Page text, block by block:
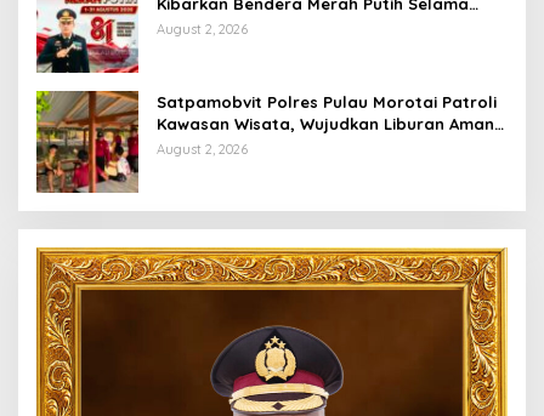
Bulan Kemerdekaan
August 2, 2026
Satpamobvit Polres Pulau Morotai Patroli
Kawasan Wisata, Wujudkan Liburan Aman
dan Kondusif
August 2, 2026